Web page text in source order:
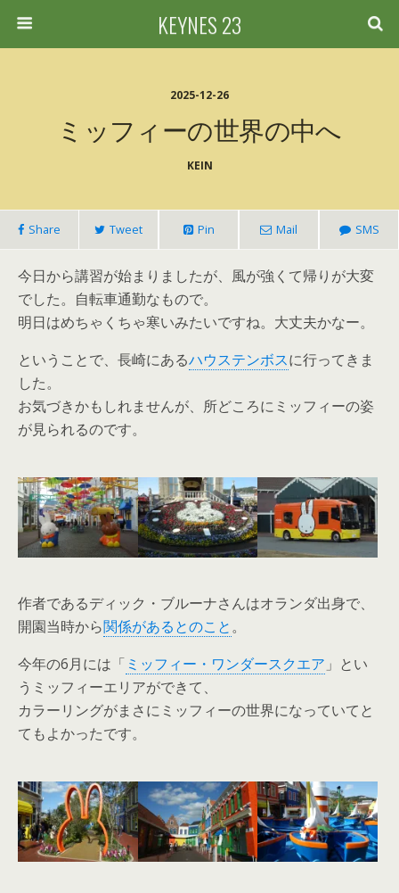
KEYNES 23
2025-12-26
ミッフィーの世界の中へ
KEIN
Share Tweet Pin Mail SMS
今日から講習が始まりましたが、風が強くて帰りが大変
でした。自転車通勤なもので。
明日はめちゃくちゃ寒いみたいですね。大丈夫かなー。
ということで、長崎にあるハウステンボスに行ってきま
した。
お気づきかもしれませんが、所どころにミッフィーの姿
が見られるのです。
作者であるディック・ブルーナさんはオランダ出身で、
開園当時から関係があるとのこと。
今年の6月には「 ミッフィー・ワンダースクエア 」とい
うミッフィーエリアができて、
カラーリングがまさにミッフィーの世界になっていてと
てもよかったです。